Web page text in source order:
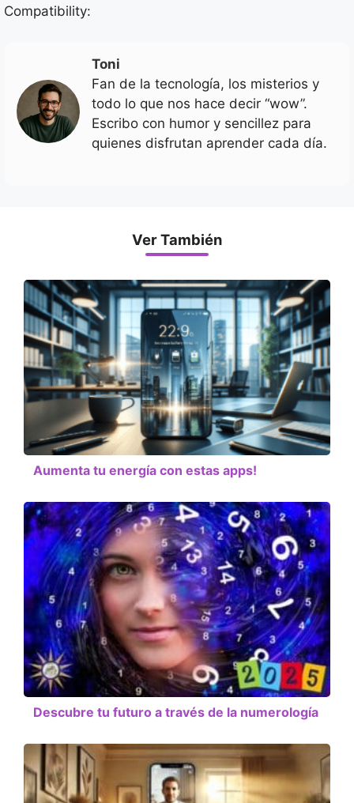
Compatibility:
Toni
Fan de la tecnología, los misterios y
todo lo que nos hace decir “wow”.
Escribo con humor y sencillez para
quienes disfrutan aprender cada día.
Ver También
Aumenta tu energía con estas apps!
Descubre tu futuro a través de la numerología